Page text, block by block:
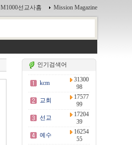
M1000선교사홈 Mission Magazine
인기검색어
kcm
31300
98
교회
17577
99
선교
17204
39
예수
16254
55